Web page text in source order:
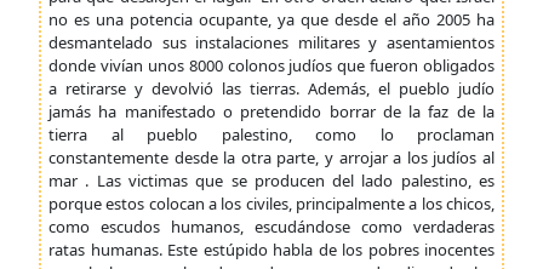
no es una potencia ocupante, ya que desde el año 2005 ha
desmantelado sus instalaciones militares y asentamientos
donde vivían unos 8000 colonos judíos que fueron obligados
a retirarse y devolvió las tierras. Además, el pueblo judío
jamás ha manifestado o pretendido borrar de la faz de la
tierra al pueblo palestino, como lo proclaman
constantemente desde la otra parte, y arrojar a los judíos al
mar . Las victimas que se producen del lado palestino, es
porque estos colocan a los civiles, principalmente a los chicos,
como escudos humanos, escudándose como verdaderas
ratas humanas. Este estúpido habla de los pobres inocentes